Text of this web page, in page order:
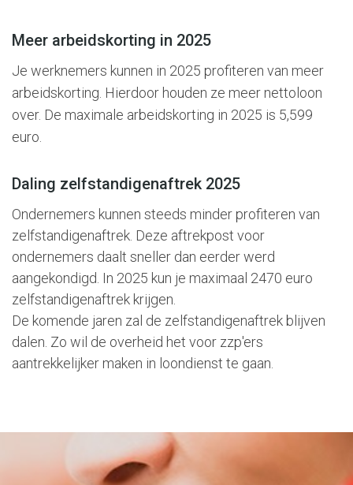
Meer arbeidskorting in 2025
Je werknemers kunnen in 2025 profiteren van meer
arbeidskorting. Hierdoor houden ze meer nettoloon
over. De maximale arbeidskorting in 2025 is 5,599
euro.
Daling zelfstandigenaftrek 2025
Ondernemers kunnen steeds minder profiteren van
zelfstandigenaftrek. Deze aftrekpost voor
ondernemers daalt sneller dan eerder werd
aangekondigd. In 2025 kun je maximaal 2470 euro
zelfstandigenaftrek krijgen.
De komende jaren zal de zelfstandigenaftrek blijven
dalen. Zo wil de overheid het voor zzp'ers
aantrekkelijker maken in loondienst te gaan.